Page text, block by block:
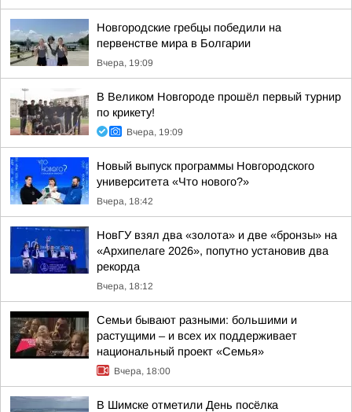
Новгородские гребцы победили на
первенстве мира в Болгарии
Вчера, 19:09
В Великом Новгороде прошёл первый турнир
по крикету!
Вчера, 19:09
Новый выпуск программы Новгородского
университета «Что нового?»
Вчера, 18:42
НовГУ взял два «золота» и две «бронзы» на
«Архипелаге 2026», попутно установив два
рекорда
Вчера, 18:12
Семьи бывают разными: большими и
растущими – и всех их поддерживает
национальный проект «Семья»
Вчера, 18:00
В Шимске отметили День посёлка